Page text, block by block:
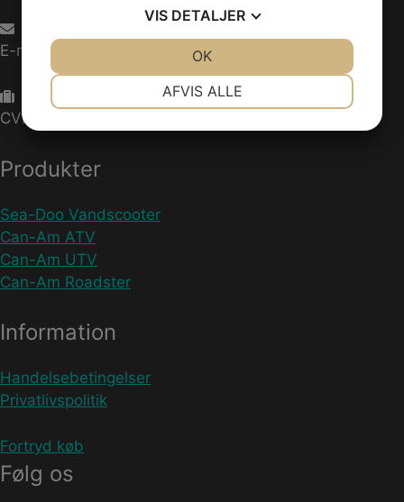
E-mail:
CVR-nummer: 27233678
Produkter
Sea-Doo Vandscooter
Can-Am ATV
Can-Am UTV
Can-Am Roadster
Information
Handelsebetingelser
Privatlivspolitik
Fortryd køb
Følg os
VIS DETALJER
AFVIS ALLE
OK